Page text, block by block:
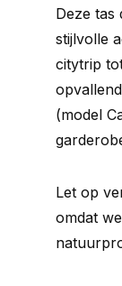
Deze tas
stijlvolle
citytrip
(model
Let op
omdat